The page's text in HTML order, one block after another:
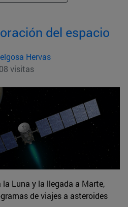
del espacio
Hervas
visitas
Luna y la llegada a Marte,
de viajes a asteroides